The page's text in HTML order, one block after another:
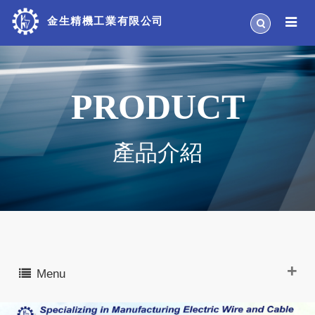
金生精機工業有限公司
PRODUCT
產品介紹
Menu